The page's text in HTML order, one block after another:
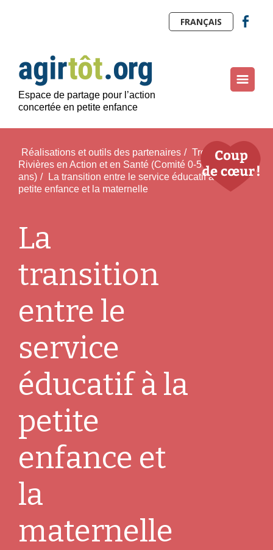
Espace de partage pour l’action
concertée en petite enfance
FRANÇAIS
Réalisations et outils des partenaires / Trois-
Rivières en Action et en Santé (Comité 0-5
ans) /
La transition entre le service éducatif à la
petite enfance et la maternelle
La
transition
entre le
service
éducatif à la
petite
enfance et
la
maternelle